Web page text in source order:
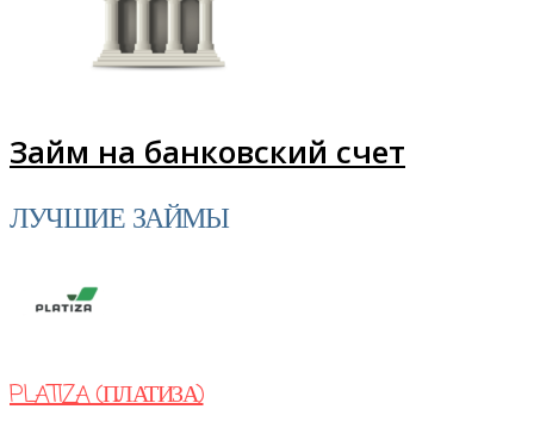
Займ на банковский счет
ЛУЧШИЕ ЗАЙМЫ
PLATIZA (ПЛАТИЗА)